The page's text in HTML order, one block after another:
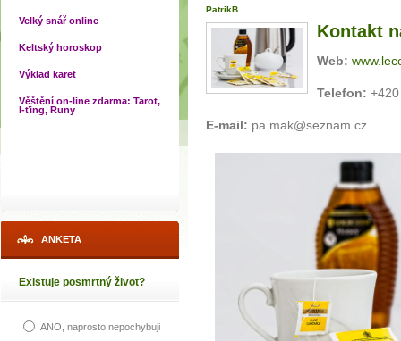
Velký snář online
Keltský horoskop
Výklad karet
Věštění on-line zdarma: Tarot,
I-ťing, Runy
ANKETA
Existuje posmrtný život?
ANO, naprosto nepochybuji
PatrikB
Kontakt
Web:
Telefon:
E-mail: pa.mak@seznam.cz